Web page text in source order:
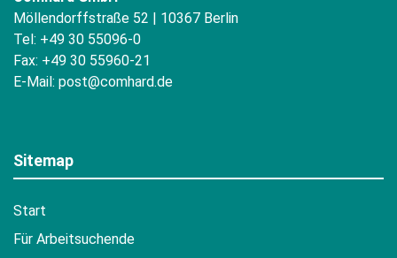
Möllendorffstraße 52 | 10367 Berlin
Tel: +49 30 55096-0
Fax: +49 30 55960-21
E-Mail: post@comhard.de
Sitemap
Start
Für Arbeitsuchende